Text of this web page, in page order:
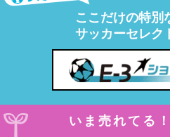
ここだけの特別
サッカーセレク
いま売れてる